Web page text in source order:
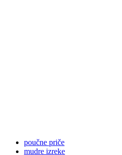
poučne priče
mudre izreke